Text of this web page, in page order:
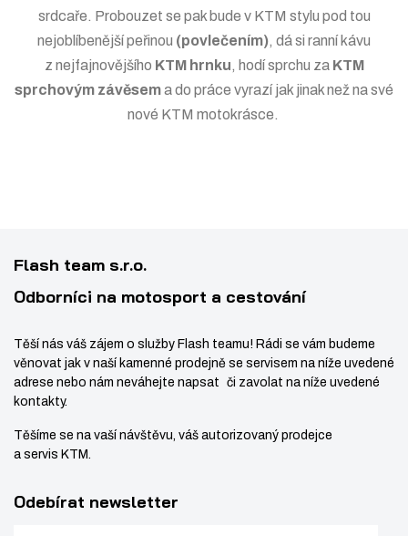
v
í
í
srdcaře. Probouzet se pak bude v KTM stylu pod tou
nejoblíbenější peřinou (povlečením), dá si ranní kávu
z nejfajnovějšího KTM hrnku, hodí sprchu za KTM
sprchovým závěsema do práce vyrazí jak jinak než na své
nové KTM motokrásce.
Flash team s.r.o.
Odborníci na motosport a cestování
Těší nás váš zájem o služby Flash teamu! Rádi se vám budeme
věnovat jak v naší kamenné prodejně se servisem na níže uvedené
adrese nebo nám neváhejte napsat či zavolat na níže uvedené
kontakty.
Těšíme se na vaší návštěvu, váš autorizovaný prodejce
a servis KTM.
Odebírat newsletter